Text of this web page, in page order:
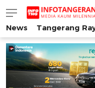
INFO TANGERANG
Media Kaum
News Tangerang